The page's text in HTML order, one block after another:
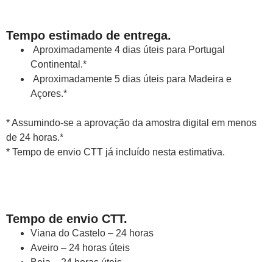
Tempo estimado de entrega.
Aproximadamente 4 dias úteis para Portugal
Continental.*
Aproximadamente 5 dias úteis para Madeira e
Açores.*
* Assumindo-se a aprovação da amostra digital em menos
de 24 horas.*
* Tempo de envio CTT já incluído nesta estimativa.
Tempo de envio CTT.
Viana do Castelo – 24 horas
Aveiro – 24 horas úteis